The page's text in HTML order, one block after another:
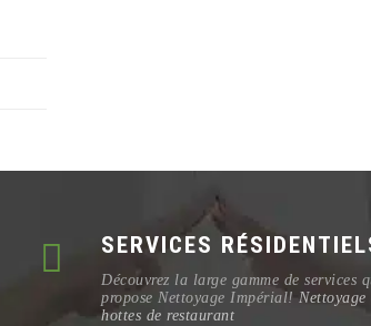
SERVICES
Découvrez la large gamme de services
propose Nettoyage Impérial! Nettoyage
hottes de restaurant